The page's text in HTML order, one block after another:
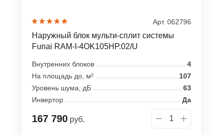
Арт. 062796
Наружный блок мульти-сплит системы
Funai RAM-I-4OK105HP.02/U
Внутренних блоков
4
На площадь до, м²
107
Уровень шума, дБ
63
Инвертор
Да
167 790 руб.